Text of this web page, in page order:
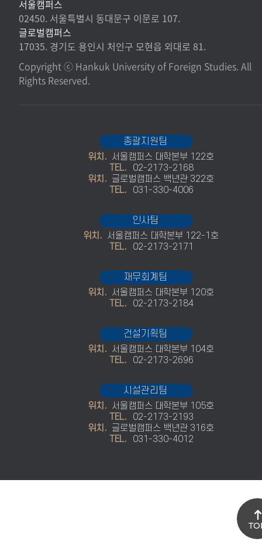
서울캠퍼스
02450. 서울특별시 동대문구 이문로 107.
글로벌캠퍼스
17035. 경기도 용인시 처인구 모현읍 외대로 81.
Copyright ⓒ Hankuk University of Foreign Studies. All
Rights Reserved.
총괄지원팀
위치. 서울캠퍼스 대학본부 122호
TEL.
02-2173-2168
위치. 글로벌캠퍼스 백년관 322호
TEL.
031-330-4006
인사팀
위치. 서울캠퍼스 대학본부 122-1호
TEL.
02-2173-2171
재무회계팀
위치. 서울캠퍼스 대학본부 120호
TEL.
02-2173-2184
건설기획팀
위치. 서울캠퍼스 대학본부 104호
TEL.
02-2173-2696
시설관리팀
위치. 서울캠퍼스 대학본부 105호
TEL.
02-2173-2193
위치. 글로벌캠퍼스 백년관 316호
TEL.
031-330-4012